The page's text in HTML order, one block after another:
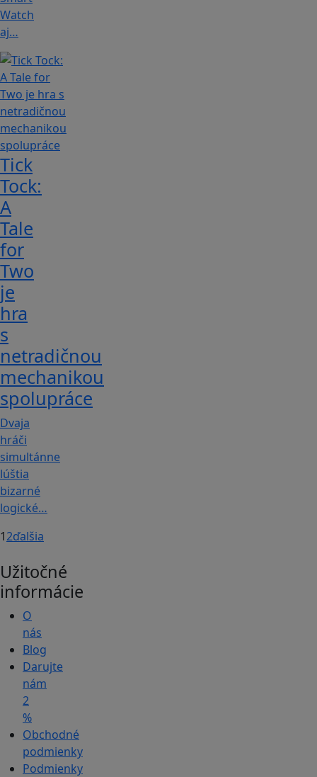
Watch
aj…
Tick
Tock:
A
Tale
for
Tw‪o
je
hra
s
netradičnou
mechanikou
spolupráce
Dvaja
hráči
simultánne
lúštia
bizarné
logické…
12ďalšia
Užitočné
informácie
O
nás
Blog
Darujte
nám
2
%
Obchodné
podmienky
Podmienky